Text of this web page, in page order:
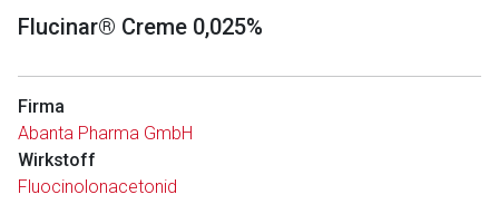
Flucinar® Creme 0,025%
Firma
Abanta Pharma GmbH
Wirkstoff
Fluocinolonacetonid